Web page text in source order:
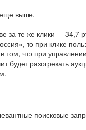
еще выше.
за те же клики — 34,7
то при клике
том, что при
будет разогревать
поисковые